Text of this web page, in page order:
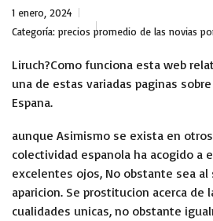
1 enero, 2024
Categoría: precios promedio de las novias
Liruch?Como funciona esta web
una de estas variadas paginas
Espana.
aunque Asimismo se exista en
colectividad espanola ha acogido a
excelentes ojos, No obstante sea al
aparicion. Se prostitucion acerca de
cualidades unicas, no obstante